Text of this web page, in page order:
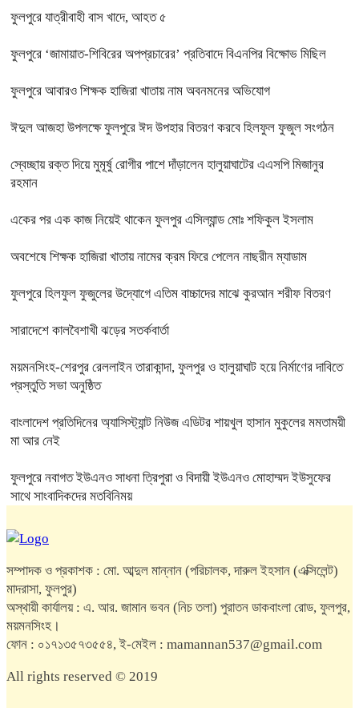
ফুলপুরে যাত্রীবাহী বাস খাদে, আহত ৫
ফুলপুরে ‘জামায়াত-শিবিরের অপপ্রচারের’ প্রতিবাদে বিএনপির বিক্ষোভ মিছিল
ফুলপুরে আবারও শিক্ষক হাজিরা খাতায় নাম অবনমনের অভিযোগ
ঈদুল আজহা উপলক্ষে ফুলপুরে ঈদ উপহার বিতরণ করবে হিলফুল ফুজুল সংগঠন
স্বেচ্ছায় রক্ত দিয়ে মুমূর্ষু রোগীর পাশে দাঁড়ালেন হালুয়াঘাটের এএসপি মিজানুর
রহমান
একের পর এক কাজ নিয়েই থাকেন ফুলপুর এসিল্যান্ড মোঃ শফিকুল ইসলাম
অবশেষে শিক্ষক হাজিরা খাতায় নামের ক্রম ফিরে পেলেন নাছরীন ম্যাডাম
ফুলপুরে হিলফুল ফুজুলের উদ্যোগে এতিম বাচ্চাদের মাঝে কুরআন শরীফ বিতরণ
সারাদেশে কালবৈশাখী ঝড়ের সতর্কবার্তা
ময়মনসিংহ-শেরপুর রেললাইন তারাকান্দা, ফুলপুর ও হালুয়াঘাট হয়ে নির্মাণের দাবিতে
প্রস্তুতি সভা অনুষ্ঠিত
বাংলাদেশ প্রতিদিনের অ্যাসিস্ট্যান্ট নিউজ এডিটর শায়খুল হাসান মুকুলের মমতাময়ী
মা আর নেই
ফুলপুরে নবাগত ইউএনও সাধনা ত্রিপুরা ও বিদায়ী ইউএনও মোহাম্মদ ইউসুফের
সাথে সাংবাদিকদের মতবিনিময়
সম্পাদক ও প্রকাশক : মো. আব্দুল মান্নান (পরিচালক, দারুল ইহসান (এক্সিলেন্ট)
মাদরাসা, ফুলপুর)
অস্থায়ী কার্যালয় : এ. আর. জামান ভবন (নিচ তলা) পুরাতন ডাকবাংলা রোড, ফুলপুর,
ময়মনসিংহ।
ফোন : ০১৭১৩৫৭৩৫৫৪, ই-মেইল : mamannan537@gmail.com
All rights reserved © 2019